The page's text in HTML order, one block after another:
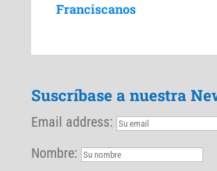
Franciscanos
Suscríbase a nuestra
Email address:
Nombre: